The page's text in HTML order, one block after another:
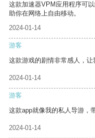
这款加速器VPM应用程序可
助你在网络上自由移动。
2024-01-14
游客
这款游戏的剧情非常感人，让
2024-01-14
游客
这款app就像我的私人导游，
2024-01-14